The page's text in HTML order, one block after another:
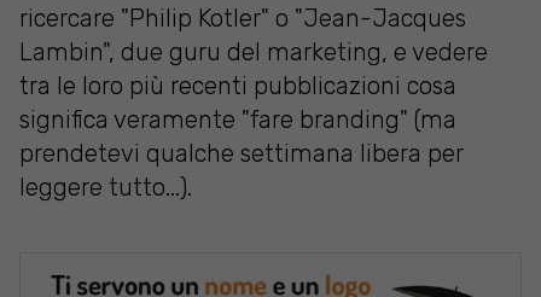
ricercare "Philip Kotler" o "Jean-Jacques
Lambin", due guru del marketing, e vedere
tra le loro più recenti pubblicazioni cosa
significa veramente "fare branding" (ma
prendetevi qualche settimana libera per
leggere tutto...).